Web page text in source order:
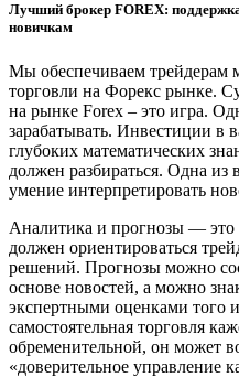
Лучший брокер FOREX:
новичкам
Мы обеспечиваем трейдерам
торговли на Форекс рынке.
на рынке Forex – это игра.
зарабатывать. Инвестиции в
глубоких математических
должен разбираться. Одна
умение интерпретировать
Аналитика и прогнозы — это
должен ориентироваться
решений. Прогнозы можно
основе новостей, а можно
экспертными оценками того
самостоятельная торговля
обременительной, он может
«доверительное управление